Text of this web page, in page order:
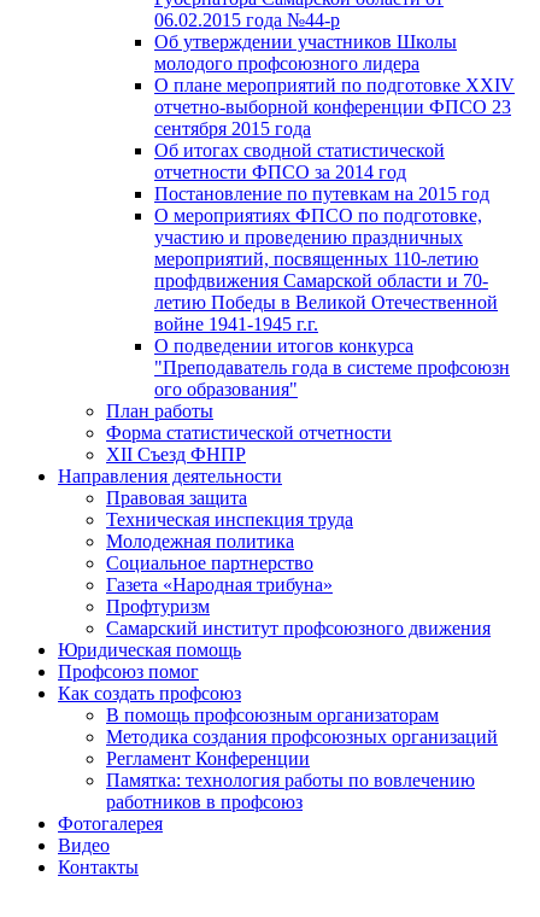
06.02.2015 года №44-р
Об утверждении участников Школы
молодого профсоюзного лидера
О плане мероприятий по подготовке XXIV
отчетно-выборной конференции ФПСО 23
сентября 2015 года
Об итогах сводной статистической
отчетности ФПСО за 2014 год
Постановление по путевкам на 2015 год
О мероприятиях ФПСО по подготовке,
участию и проведению праздничных
мероприятий, посвященных 110-летию
профдвижения Самарской области и 70-
летию Победы в Великой Отечественной
войне 1941-1945 г.г.
О подведении итогов конкурса
"Преподаватель года в системе профсоюзн
ого образования"
План работы
Форма статистической отчетности
XII Съезд ФНПР
Направления деятельности
Правовая защита
Техническая инспекция труда
Молодежная политика
Социальное партнерство
Газета «Народная трибуна»
Профтуризм
Самарский институт профсоюзного движения
Юридическая помощь
Профсоюз помог
Как создать профсоюз
В помощь профсоюзным организаторам
Методика создания профсоюзных организаций
Регламент Конференции
Памятка: технология работы по вовлечению
работников в профсоюз
Фотогалерея
Видео
Контакты